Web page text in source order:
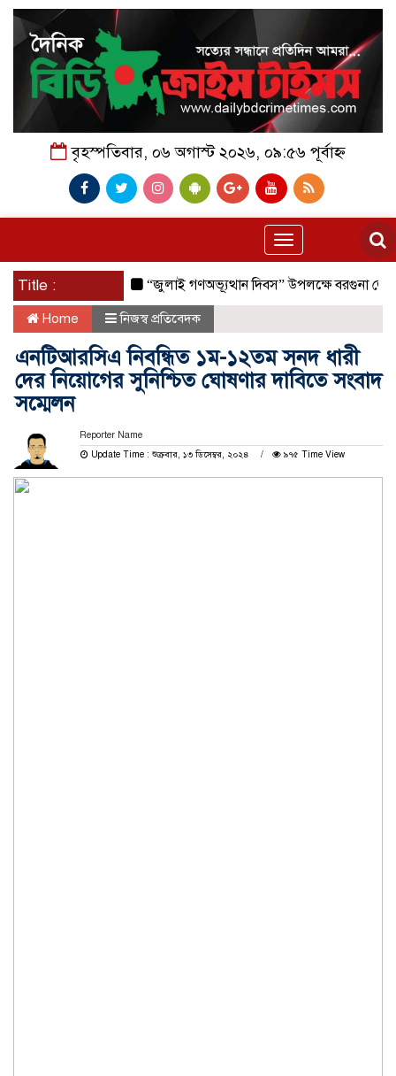
বৃহস্পতিবার, ০৬ অগাস্ট ২০২৬, ০৯:৫৬ পূর্বাহ্ন
Toggle
navigation
Title : “জুলাই গণঅভ্যূত্থান দিবস” উপলক্ষে বরগুনা জেলা
Home নিজস্ব প্রতিবেদক
এনটিআরসিএ নিবন্ধিত ১ম-১২তম সনদ ধারী
দের নিয়োগের সুনিশ্চিত ঘোষণার দাবিতে সংবাদ
সম্মেলন
Reporter Name
Update Time : শুক্রবার, ১৩ ডিসেম্বর, ২০২৪
৯৭৫ Time View